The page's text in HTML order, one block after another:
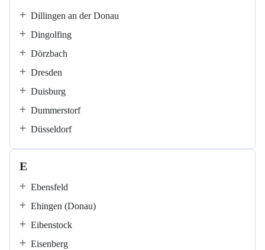
Dillingen an der Donau
Dingolfing
Dörzbach
Dresden
Duisburg
Dummerstorf
Düsseldorf
E
Ebensfeld
Ehingen (Donau)
Eibenstock
Eisenberg